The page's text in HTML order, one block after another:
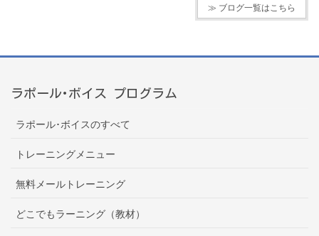
≫ ブログ一覧はこちら
ラポール･ボイス プログラム
ラポール･ボイスのすべて
トレーニングメニュー
無料メールトレーニング
どこでもラーニング（教材）